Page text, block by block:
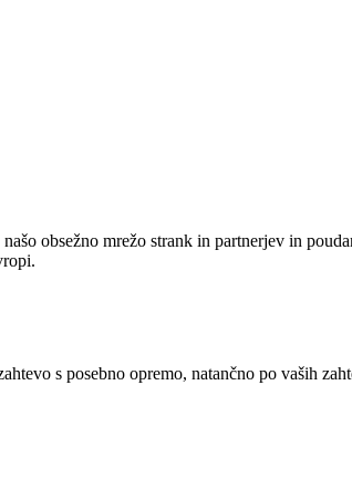
obsežno mrežo strank in partnerjev in
s posebno opremo, natančno po vaših